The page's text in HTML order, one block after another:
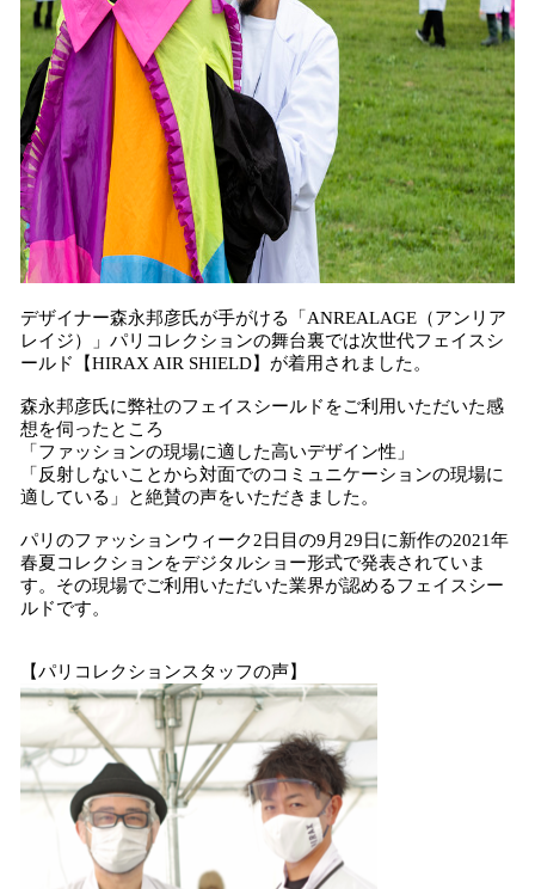
デザイナー森永邦彦氏が手がける「ANREALAGE（アンリア
レイジ）」パリコレクションの舞台裏では次世代フェイスシ
ールド【HIRAX AIR SHIELD】が着用されました。
森永邦彦氏に弊社のフェイスシールドをご利用いただいた感
想を伺ったところ
「ファッションの現場に適した高いデザイン性」
「反射しないことから対面でのコミュニケーションの現場に
適している」と絶賛の声をいただきました。
パリのファッションウィーク2日目の9月29日に新作の2021年
春夏コレクションをデジタルショー形式で発表されていま
す。その現場でご利用いただいた業界が認めるフェイスシー
ルドです。
【パリコレクションスタッフの声】